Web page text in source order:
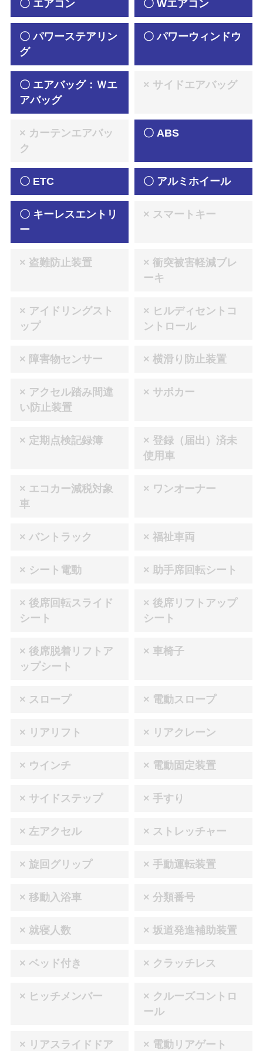
〇 エアコン 〇 Wエアコン
〇 パワーステアリン
グ
〇 パワーウィンドウ
〇 エアバッグ：Ｗエ
アバッグ
× サイドエアバッグ
× カーテンエアバッ
ク
〇 ABS
〇 ETC 〇 アルミホイール
〇 キーレスエントリ
ー
× スマートキー
× 盗難防止装置
× 衝突被害軽減ブレ
ーキ
× アイドリングスト
ップ
× ヒルディセントコ
ントロール
× 障害物センサー × 横滑り防止装置
× アクセル踏み間違
い防止装置
× サポカー
× 定期点検記録簿
× 登録（届出）済未
使用車
× エコカー減税対象
車
× ワンオーナー
× バントラック × 福祉車両
× シート電動 × 助手席回転シート
× 後席回転スライド
シート
× 後席リフトアップ
シート
× 後席脱着リフトア
ップシート
× 車椅子
× スロープ × 電動スロープ
× リアリフト × リアクレーン
× ウインチ × 電動固定装置
× サイドステップ × 手すり
× 左アクセル × ストレッチャー
× 旋回グリップ × 手動運転装置
× 移動入浴車 × 分類番号
× 就寝人数 × 坂道発進補助装置
× ベッド付き × クラッチレス
× ヒッチメンバー
× クルーズコントロ
ール
× リアスライドドア × 電動リアゲート